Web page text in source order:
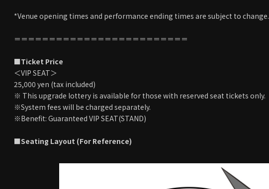
*Venue opening times and performance ending times are subject to change.
＝＝＝＝＝＝＝＝＝＝＝＝＝＝＝＝＝＝＝＝＝＝＝＝＝
■Ticket Price
＜VIP SEAT＞
25,000 yen (tax included)
※ This upgrade lottery is available for those with reserved seat tickets only.
※System fees will be charged separately.
※Benefit: Guaranteed VIP SEAT(STAND)
■Seating Layout (For Reference)